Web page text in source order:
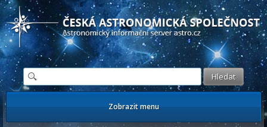
Česká astronomická společnost - Informační astronomický server
Zobrazit menu